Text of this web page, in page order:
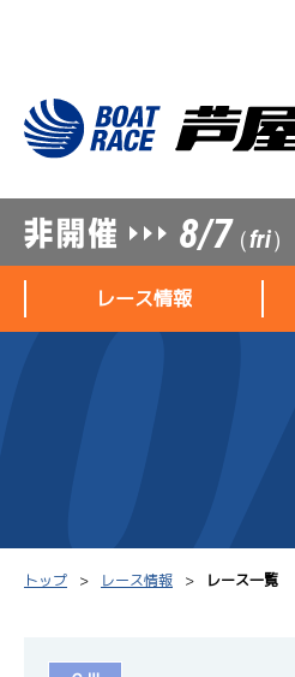
8/7（fri）
レース情報
トップ レース情報 レース一覧